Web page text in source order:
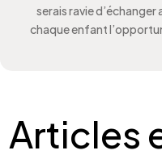
serais ravie
chaque enfant
Articles